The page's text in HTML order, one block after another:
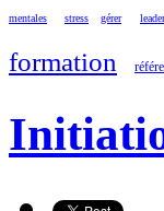
mentales stress gérer
formation